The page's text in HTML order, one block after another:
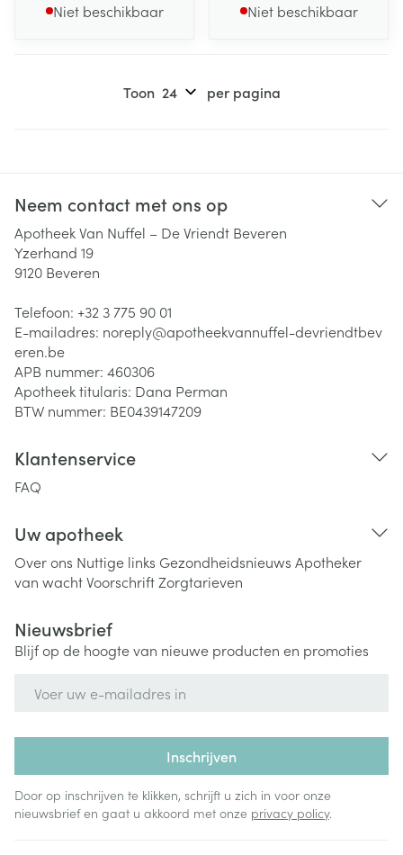
Niet beschikbaar Niet beschikbaar
Toon per pagina
Neem contact met ons op
Apotheek Van Nuffel – De Vriendt Beveren
Yzerhand 19
9120 Beveren
Telefoon: +32 3 775 90 01
E-mailadres: noreply@apotheekvannuffel-devriendtbev
eren.be
APB nummer: 460306
Apotheek titularis: Dana Perman
BTW nummer: BE0439147209
Klantenservice
FAQ
Uw apotheek
Over ons Nuttige links Gezondheidsnieuws Apotheker
van wachtVoorschriftZorgtarieven
Nieuwsbrief
Blijf op de hoogte van nieuwe producten en promoties
Inschrijven
Door op inschrijven te klikken, schrijft u zich in voor onze
nieuwsbrief en gaat u akkoord met onze privacy policy.